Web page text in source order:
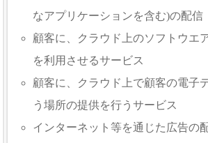
なアプリケーションを含む)の配信
顧客に、クラウド上のソフトウエ
を利用させるサービス
顧客に、クラウド上で顧客の電子
う場所の提供を行うサービス
インターネット等を通じた広告の